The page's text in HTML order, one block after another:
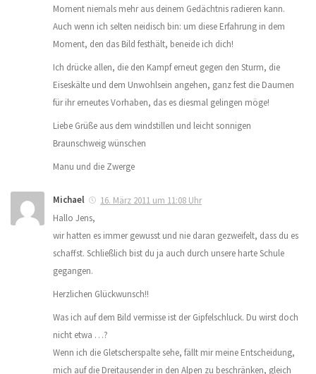
Moment niemals mehr aus deinem Gedächtnis radieren kann.
Auch wenn ich selten neidisch bin: um diese Erfahrung in dem
Moment, den das Bild festhält, beneide ich dich!
Ich drücke allen, die den Kampf erneut gegen den Sturm, die
Eiseskälte und dem Unwohlsein angehen, ganz fest die Daumen
für ihr erneutes Vorhaben, das es diesmal gelingen möge!
Liebe Grüße aus dem windstillen und leicht sonnigen
Braunschweig wünschen
Manu und die Zwerge
Michael
16. März 2011 um 11:08 Uhr
Hallo Jens,
wir hatten es immer gewusst und nie daran gezweifelt, dass du es
schaffst. Schließlich bist du ja auch durch unsere harte Schule
gegangen.
Herzlichen Glückwunsch!!
Was ich auf dem Bild vermisse ist der Gipfelschluck. Du wirst doch
nicht etwa …?
Wenn ich die Gletscherspalte sehe, fällt mir meine Entscheidung,
mich auf die Dreitausender in den Alpen zu beschränken, gleich